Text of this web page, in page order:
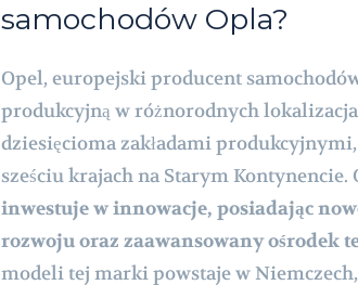
samochodów Opla?
Opel, europejski producent
produkcyjną w różnorodnych
dziesięcioma zakładami
sześciu krajach na Starym Kontynencie.
inwestuje w innowacje, posiadając
rozwoju oraz zaawansowany ośrodek
modeli tej marki powstaje w